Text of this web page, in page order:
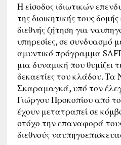
Η είσοδος ιδιωτικών
της διοικητικής τους
διεθνής ζήτηση για
υπηρεσίες, σε συνδυασμό
αμυντικό πρόγραμμα
μια δυναμική που θυμίζει
δεκαετίες του κλάδου. Τα
Σκαραμαγκά, υπό τον
Γιώργου Προκοπίου από
έχουν μετατραπεί σε
στόχο την επαναφορά
διεθνούς